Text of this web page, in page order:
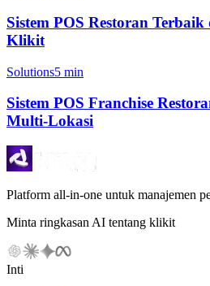
Sistem POS Restoran
Klikit
Solutions5 min
Sistem POS Franchise
Multi-Lokasi
Platform all-in-one untuk manajemen
Minta ringkasan AI tentang klikit
Inti